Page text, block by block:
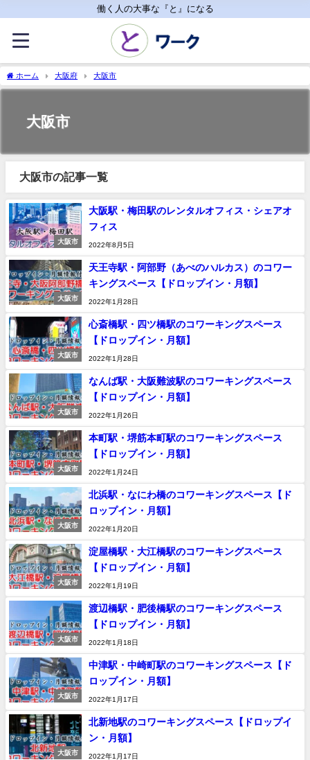
働く人の大事な『と』になる
ホーム 大阪府 大阪市
大阪市
大阪市の記事一覧
大阪市
大阪駅・梅田駅のレンタルオフィス・シェアオ
フィス
2022年8月5日
大阪市
天王寺駅・阿部野（あべのハルカス）のコワー
キングスペース【ドロップイン・月額】
2022年1月28日
大阪市
心斎橋駅・四ツ橋駅のコワーキングスペース
【ドロップイン・月額】
2022年1月28日
大阪市
なんば駅・大阪難波駅のコワーキングスペース
【ドロップイン・月額】
2022年1月26日
大阪市
本町駅・堺筋本町駅のコワーキングスペース
【ドロップイン・月額】
2022年1月24日
大阪市
北浜駅・なにわ橋のコワーキングスペース【ド
ロップイン・月額】
2022年1月20日
大阪市
淀屋橋駅・大江橋駅のコワーキングスペース
【ドロップイン・月額】
2022年1月19日
大阪市
渡辺橋駅・肥後橋駅のコワーキングスペース
【ドロップイン・月額】
2022年1月18日
大阪市
中津駅・中崎町駅のコワーキングスペース【ド
ロップイン・月額】
2022年1月17日
大阪市
北新地駅のコワーキングスペース【ドロップイ
ン・月額】
2022年1月17日